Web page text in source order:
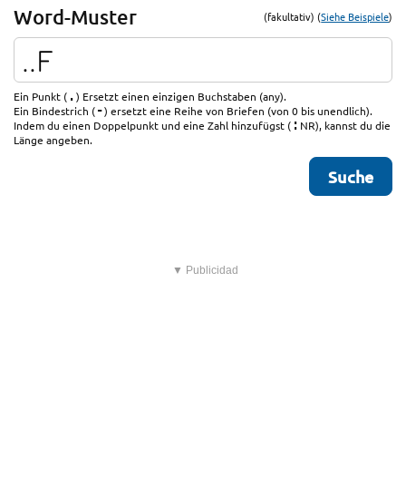
Word-Muster (fakultativ) (Siehe Beispiele)
Ein Punkt (.) Ersetzt einen einzigen Buchstaben (any).
Ein Bindestrich (-) ersetzt eine Reihe von Briefen (von 0 bis unendlich).
Indem du einen Doppelpunkt und eine Zahl hinzufügst (: NR), kannst du die
Länge angeben.
▼ Publicidad